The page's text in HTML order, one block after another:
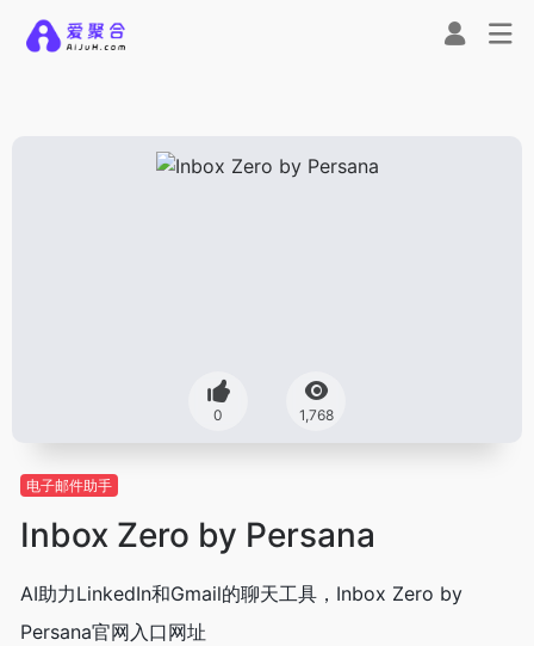
0 1,768
电子邮件助手
Inbox Zero by Persana
AI助力LinkedIn和Gmail的聊天工具，Inbox Zero by
Persana官网入口网址